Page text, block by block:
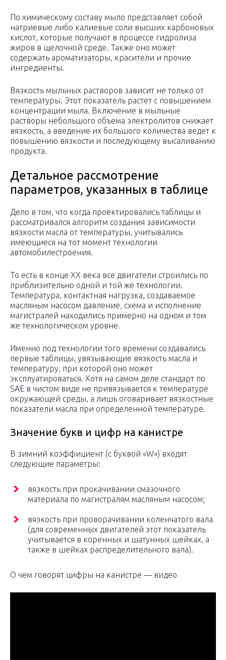
По химическому составу мыло представляет собой
натриевые либо калиевые соли высших карбоновых
кислот, которые получают в процессе гидролиза
жиров в щелочной среде. Также оно может
содержать ароматизаторы, красители и прочие
ингредиенты.
Вязкость мыльных растворов зависит не только от
температуры. Этот показатель растет с повышением
концентрации мыла. Включение в мыльные
растворы небольшого объема электролитов снижает
вязкость, а введение их большого количества ведет к
повышению вязкости и последующему высаливанию
продукта.
Детальное рассмотрение
параметров, указанных в таблице
Дело в том, что когда проектировались таблицы и
рассматривался алгоритм создания зависимости
вязкости масла от температуры, учитывались
имеющиеся на тот момент технологии
автомобилестроения.
То есть в конце XX века все двигатели строились по
приблизительно одной и той же технологии.
Температура, контактная нагрузка, создаваемое
масляным насосом давление, схема и исполнение
магистралей находились примерно на одном и том
же технологическом уровне.
Именно под технологии того времени создавались
первые таблицы, увязывающие вязкость масла и
температуру, при которой оно может
эксплуатироваться. Хотя на самом деле стандарт по
SAE в чистом виде не привязывается к температуре
окружающей среды, а лишь оговаривает вязкостные
показатели масла при определенной температуре.
Значение букв и цифр на канистре
В зимний коэффициент (с буквой «W») входят
следующие параметры:
вязкость при прокачивании смазочного
материала по магистралям масляным насосом;
вязкость при проворачивании коленчатого вала
(для современных двигателей этот показатель
учитывается в коренных и шатунных шейках, а
также в шейках распределительного вала).
О чем говорят цифры на канистре — видео